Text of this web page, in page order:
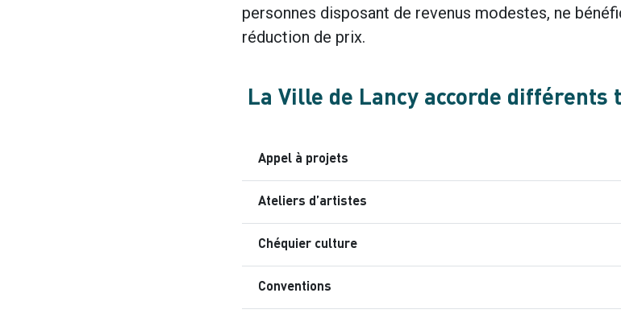
personnes disposant de revenus modestes, ne
réduction de prix.
La Ville de Lancy accorde différents
Appel à projets
Ateliers d’artistes
Chéquier culture
Conventions